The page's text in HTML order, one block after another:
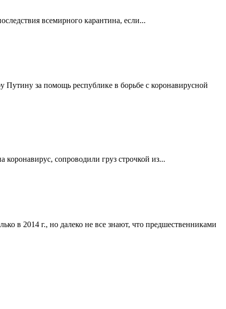
всемирного карантина, если...
за помощь республике в борьбе с коронавирусной
сопроводили груз строчкой из...
в 2014 г., но далеко не все знают, что предшественниками